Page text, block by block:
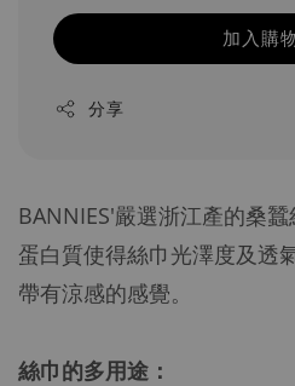
加入購
分享
BANNIES'嚴選浙江產的桑
蛋白質使得絲巾光澤度及透
帶有涼感的感覺。
絲巾的多用途：